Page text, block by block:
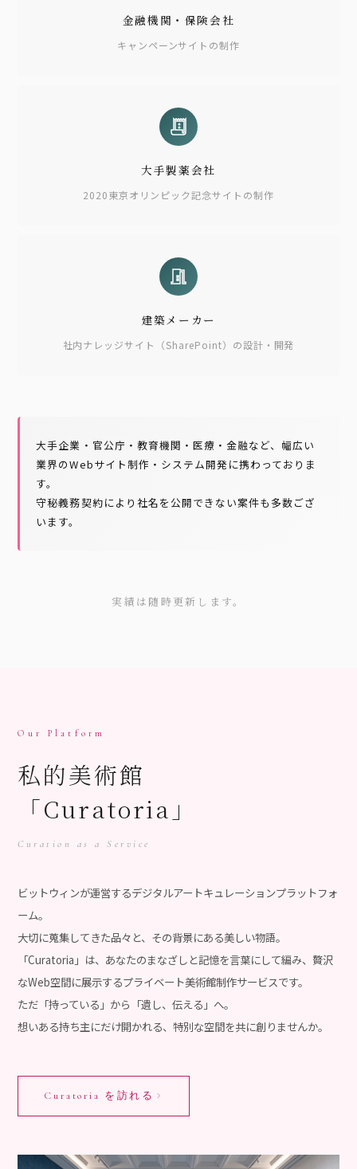
金融機関・保険会社
キャンペーンサイトの制作
大手製薬会社
2020東京オリンピック記念サイトの制作
建築メーカー
社内ナレッジサイト（SharePoint）の設計・開発
大手企業・官公庁・教育機関・医療・金融など、幅広い
業界のWebサイト制作・システム開発に携わっておりま
す。
守秘義務契約により社名を公開できない案件も多数ござ
います。
実績は随時更新します。
Our Platform
私的美術館
「Curatoria」
Curation as a Service
ビットウィンが運営するデジタルアートキュレーションプラットフォ
ーム。
大切に蒐集してきた品々と、その背景にある美しい物語。
「Curatoria」は、あなたのまなざしと記憶を言葉にして編み、贅沢
なWeb空間に展示するプライベート美術館制作サービスです。
ただ「持っている」から「遺し、伝える」へ。
想いある持ち主にだけ開かれる、特別な空間を共に創りませんか。
Curatoria を訪れる